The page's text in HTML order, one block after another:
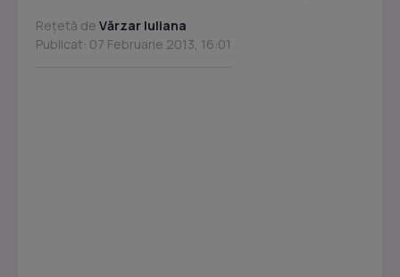
Rețetă de Vărzar Iuliana
Publicat: 07 Februarie 2013, 16:01